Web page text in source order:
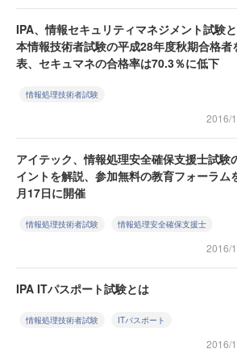
IPA、情報セキュリティマネジメント試験
本情報技術者試験の平成28年度秋期合格者
表、セキュマネの合格率は70.3％に低下
情報処理技術者試験
2016/
アイテック、情報処理安全確保支援士試験
イントを解説、参加無料の教育フォーラム
月17日に開催
情報処理技術者試験 情報処理安全確保支援士
2016/
IPA ITパスポート試験とは
情報処理技術者試験 ITパスポート
2016/